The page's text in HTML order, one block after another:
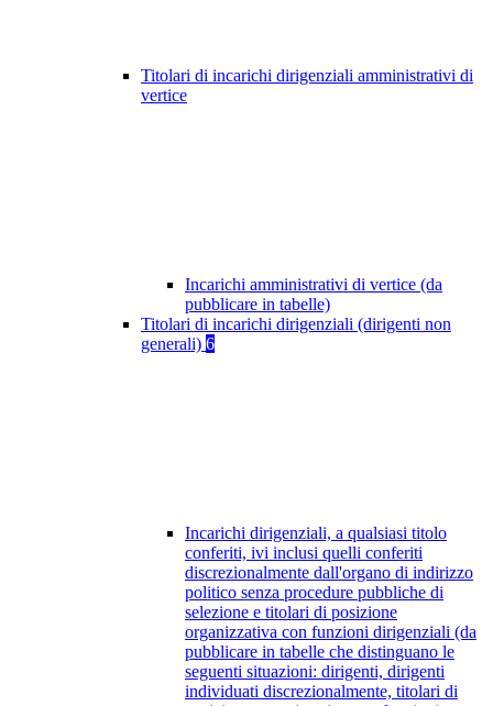
Titolari di incarichi dirigenziali amministrativi di
vertice
Incarichi amministrativi di vertice (da
pubblicare in tabelle)
Titolari di incarichi dirigenziali (dirigenti non
generali) 6
Incarichi dirigenziali, a qualsiasi titolo
conferiti, ivi inclusi quelli conferiti
discrezionalmente dall'organo di indirizzo
politico senza procedure pubbliche di
selezione e titolari di posizione
organizzativa con funzioni dirigenziali (da
pubblicare in tabelle che distinguano le
seguenti situazioni: dirigenti, dirigenti
individuati discrezionalmente, titolari di